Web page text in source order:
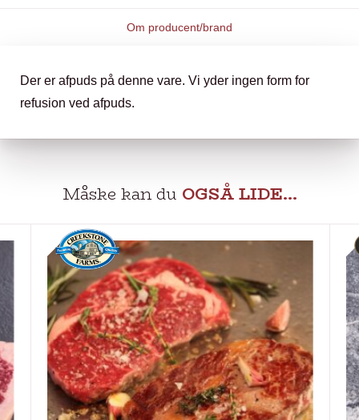
Om producent/brand
Der er afpuds på denne vare. Vi yder ingen form for
refusion ved afpuds.
Måske kan du OGSÅ LIDE…